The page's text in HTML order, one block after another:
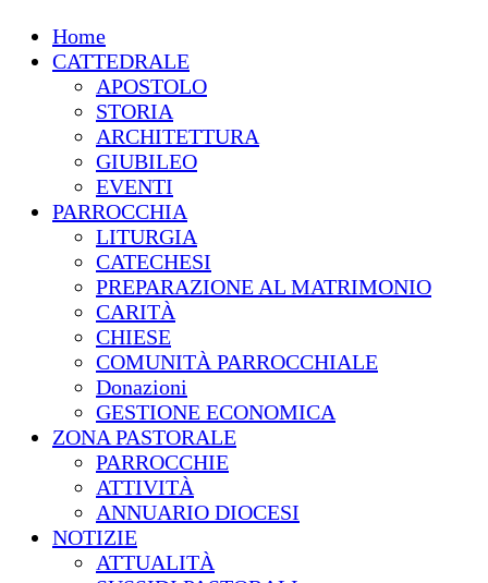
Home
CATTEDRALE
APOSTOLO
STORIA
ARCHITETTURA
GIUBILEO
EVENTI
PARROCCHIA
LITURGIA
CATECHESI
PREPARAZIONE AL MATRIMONIO
CARITÀ
CHIESE
COMUNITÀ PARROCCHIALE
Donazioni
GESTIONE ECONOMICA
ZONA PASTORALE
PARROCCHIE
ATTIVITÀ
ANNUARIO DIOCESI
NOTIZIE
ATTUALITÀ